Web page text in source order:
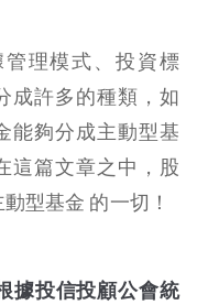
理模式、投資標
成許多的種類，如
能夠分成主動型基
這篇文章之中，股
型基金 的一切！
據投信投顧公會統